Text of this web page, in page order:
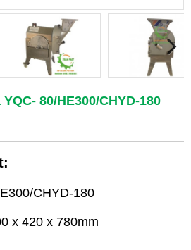
80/HE300/CHYD-180
CHYD-180
x 420 x 780mm